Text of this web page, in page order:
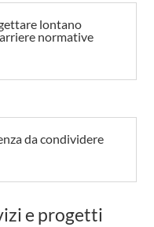
lontano
normative
da condividere
e progetti